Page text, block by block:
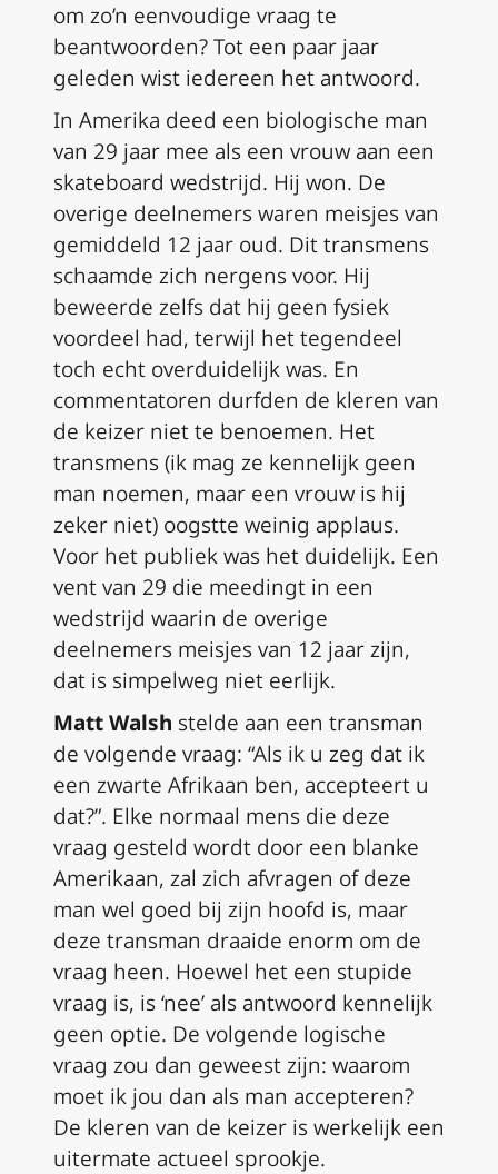
om zo’n eenvoudige vraag te
beantwoorden? Tot een paar jaar
geleden wist iedereen het antwoord.
In Amerika deed een biologische man
van 29 jaar mee als een vrouw aan een
skateboard wedstrijd. Hij won. De
overige deelnemers waren meisjes van
gemiddeld 12 jaar oud. Dit transmens
schaamde zich nergens voor. Hij
beweerde zelfs dat hij geen fysiek
voordeel had, terwijl het tegendeel
toch echt overduidelijk was. En
commentatoren durfden de kleren van
de keizer niet te benoemen. Het
transmens (ik mag ze kennelijk geen
man noemen, maar een vrouw is hij
zeker niet) oogstte weinig applaus.
Voor het publiek was het duidelijk. Een
vent van 29 die meedingt in een
wedstrijd waarin de overige
deelnemers meisjes van 12 jaar zijn,
dat is simpelweg niet eerlijk.
Matt Walsh stelde aan een transman
de volgende vraag: “Als ik u zeg dat ik
een zwarte Afrikaan ben, accepteert u
dat?”. Elke normaal mens die deze
vraag gesteld wordt door een blanke
Amerikaan, zal zich afvragen of deze
man wel goed bij zijn hoofd is, maar
deze transman draaide enorm om de
vraag heen. Hoewel het een stupide
vraag is, is ‘nee’ als antwoord kennelijk
geen optie. De volgende logische
vraag zou dan geweest zijn: waarom
moet ik jou dan als man accepteren?
De kleren van de keizer is werkelijk een
uitermate actueel sprookje.